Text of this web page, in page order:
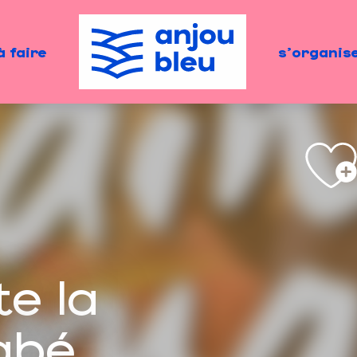
faire
la